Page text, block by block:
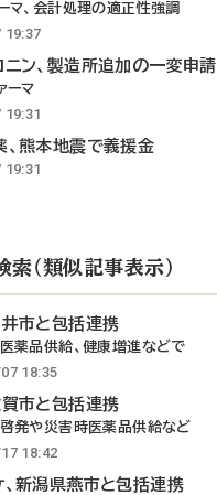
マ、会計処理の適正性強調
19:37
ニン、製造所追加の一変申請
ーマ
、熊本地震で義援金
索（類似記事表示）
井市と包括連携
薬品供給、健康増進などで
18:35
賀市と包括連携
発や災害時医薬品供給など
18:42
、新潟県燕市と包括連携